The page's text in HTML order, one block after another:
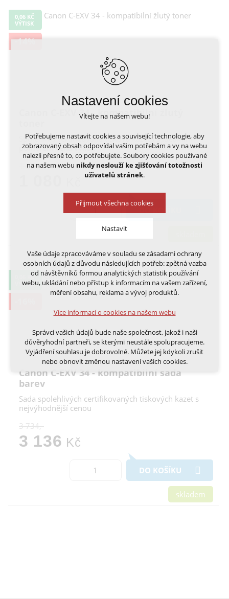
0,06 KČ
VÝTISK
-14%
Canon C-EXV 34 - kompatibilní žlutý
Spolehlivá certifikovaná tisková kazeta s ideálním
poměrem cena výkon
1 250,-
0,06 KČ
VÝTISK
Canon C-EXV 34 - kompatibilní sada
barev
Sada spolehlivých certifikovaných tiskových kazet s
nejvýhodnější cenou
3 734,-
3 136 Kč
DO KOŠÍKU
skladem
Nastavení cookies
Vítejte na našem webu!
Potřebujeme nastavit cookies a související technologie, aby
zobrazovaný obsah odpovídal vašim potřebám a vy na webu
nalezli přesně to, co potřebujete. Soubory cookies používané
na našem webu nikdy neslouží ke zjišťování totožnosti
uživatelů stránek.
Přijmout všechna cookies
Nastavit
Technická cookies
nutná pro provozování webu
udržení kontextu stránek (session): případná
přihlášení, volby jazyka, apod.
Volitelná cookies
analytická pro anonymizované vyhodnocení
marketingová cookies (Google, Ecomail, Sklik,
Smartsupp, Heureka)
Více informací o cookies na našem webu
Přijmout všechna cookies
Vaše údaje zpracováváme v souladu se zásadami ochrany
osobních údajů z důvodu následujících potřeb: zpětná vazba
od návštěvníků formou analytických statistik používání
webu, ukládání nebo přístup k informacím na vašem zařízení,
měření obsahu, reklama a vývoj produktů.
Více informací o cookies na našem webu
Správci vašich údajů bude naše společnost, jakož i naši
důvěryhodní partneři, se kterými neustále spolupracujeme.
Vyjádření souhlasu je dobrovolné. Můžete jej kdykoli zrušit
nebo obnovit změnou nastavení vašich cookies.
Cookies a podobné technologie dělíme na technická: nutná
této části spadají analytická a marketingová cookies.